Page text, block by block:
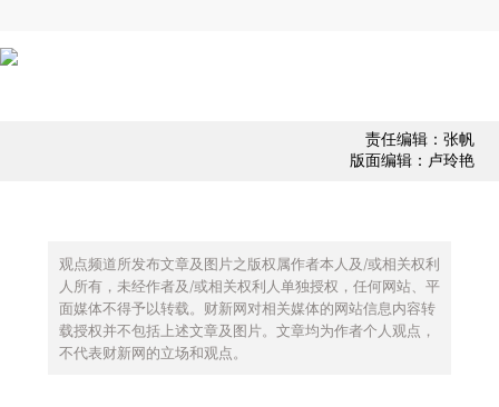
责任编辑：张帆
版面编辑：卢玲艳
观点频道所发布文章及图片之版权属作者本人及/或相关权利
人所有，未经作者及/或相关权利人单独授权，任何网站、平
面媒体不得予以转载。财新网对相关媒体的网站信息内容转
载授权并不包括上述文章及图片。文章均为作者个人观点，
不代表财新网的立场和观点。